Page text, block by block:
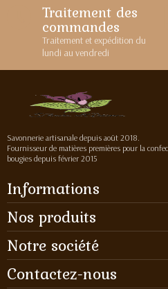
Traitement des
commandes
Traitement et expédition du
lundi au vendredi
Savonnerie artisanale depuis août 2018.
Fournisseur de matières premières pour la
bougies depuis février 2015
Informations
Nos produits
Notre société
Contactez-nous